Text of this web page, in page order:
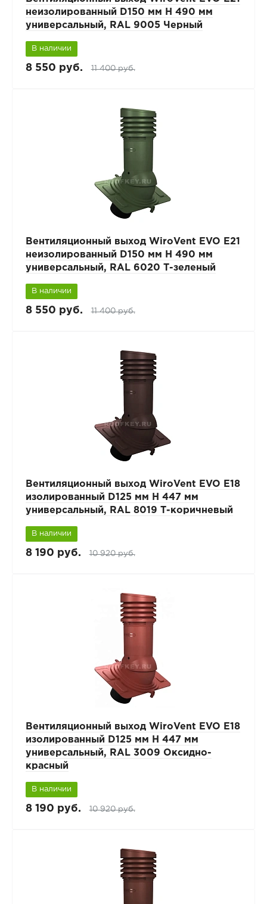
неизолированный D150 мм Н 490 мм
универсальный, RAL 9005 Черный
В наличии
8 550 руб. 11 400 руб.
Вентиляционный выход WiroVent EVO E21
неизолированный D150 мм Н 490 мм
универсальный, RAL 6020 Т-зеленый
В наличии
8 550 руб. 11 400 руб.
Вентиляционный выход WiroVent EVO E18
изолированный D125 мм Н 447 мм
универсальный, RAL 8019 Т-коричневый
В наличии
8 190 руб. 10 920 руб.
Вентиляционный выход WiroVent EVO E18
изолированный D125 мм Н 447 мм
универсальный, RAL 3009 Оксидно-
красный
В наличии
8 190 руб. 10 920 руб.